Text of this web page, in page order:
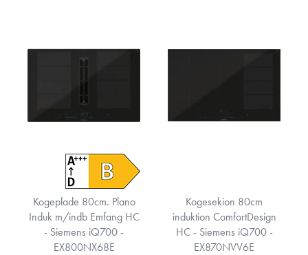
Kogeplade 80cm. Plano
Induk m/indb Emfang HC
- Siemens iQ700 -
EX800NX68E
Kogesekion 80cm
induktion ComfortDesign
HC - Siemens iQ700 -
EX870NVV6E